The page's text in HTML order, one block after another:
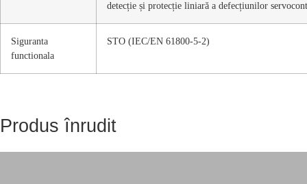
detecție și protecție liniară a defecțiunilor
Siguranta
functionala
STO (IEC/EN 61800-5-2)
Produs înrudit